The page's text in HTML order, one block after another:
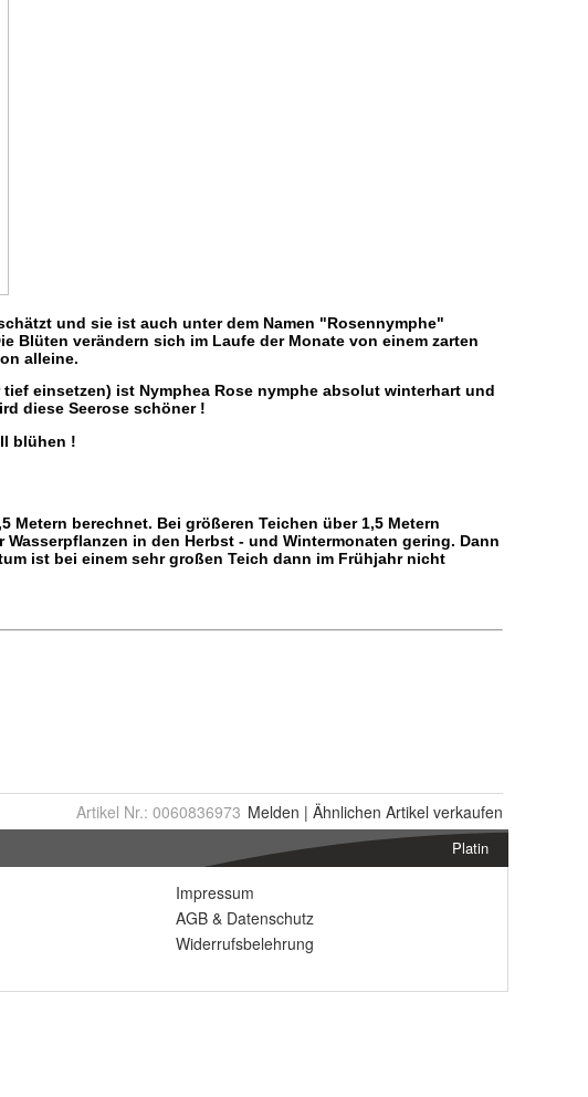
Artikel Nr.: 0060836973 Melden | Ähnlichen Artikel verkaufen
Platin
Impressum
AGB & Datenschutz
Widerrufsbelehrung